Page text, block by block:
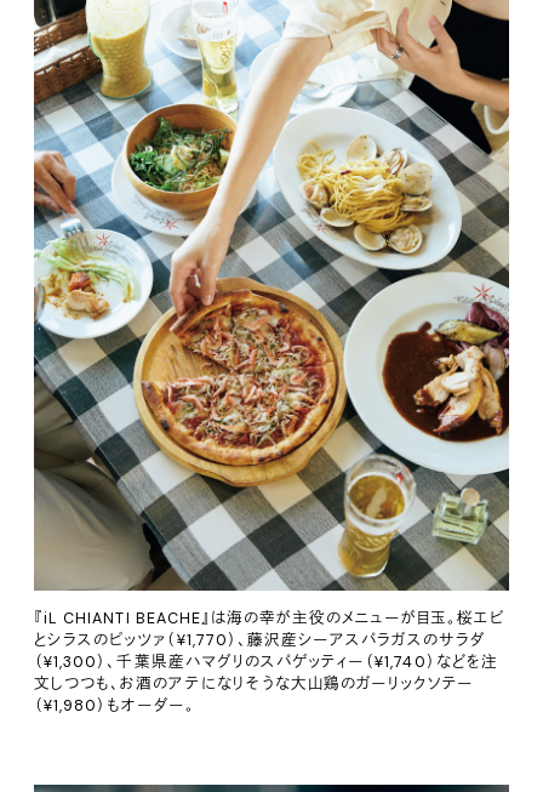
『iL CHIANTI BEACHE』は海の幸が主役のメニューが目玉。桜エビ
とシラスのピッツァ（¥1,770）、藤沢産シーアスパラガスのサラダ
（¥1,300）、千葉県産ハマグリのスパゲッティー（¥1,740）などを注
文しつつも、お酒のアテになりそうな大山鶏のガーリックソテー
（¥1,980）もオーダー。